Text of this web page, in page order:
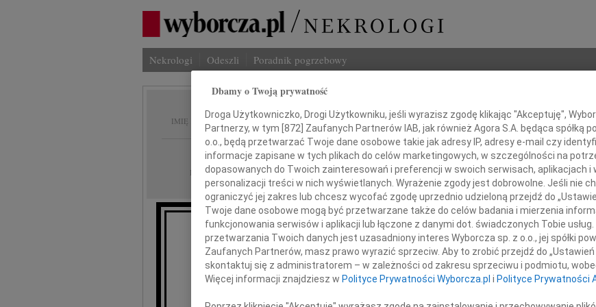
Nekrologi Odeszli Poradnik pogrzebowy
IMIĘ I NAZWISKO: Mieczysław Ostrowski
REGION: cała Polska
DATA EMISJI: 12.01.2012
Pogrążeni w głębokim smutku zawiadamiamy,
że w dniu 10 stycznia 2012 roku zmarł w wieku 81 lat
ukochany Ojciec i Dziadek
Dbamy o Twoją prywatność
Droga Użytkowniczko, Drogi Użytkowniku, jeśli wyrazisz zgodę klikając "Akceptuję",
Partnerzy, w tym [872] Zaufanych Partnerów IAB, jak również Agora S.A. będąca spółką
o.o., będą przetwarzać Twoje dane osobowe takie jak adresy IP, adresy e-mail czy
informacje zapisane w tych plikach do celów marketingowych, w szczególności na
dopasowanych do Twoich zainteresowań i preferencji w swoich serwisach, aplikacjach i
personalizacji treści w nich wyświetlanych. Wyrażenie zgody jest dobrowolne. Jeśli nie
ograniczyć jej zakres lub chcesz wycofać zgodę uprzednio udzieloną przejdź do
Twoje dane osobowe mogą być przetwarzane także do celów badania i mierzenia
funkcjonowania serwisów i aplikacji lub łączone z danymi dot. świadczonych Tobie
przetwarzania Twoich danych jest uzasadniony interes Wyborcza sp. z o.o., jej spółki
Zaufanych Partnerów, masz prawo wyrazić sprzeciw. Aby to zrobić przejdź do
skontaktuj się z administratorem – w zależności od zakresu sprzeciwu i podmiotu,
Więcej informacji znajdziesz w Polityce Prywatności Wyborcza.pl i Polityce Prywatności